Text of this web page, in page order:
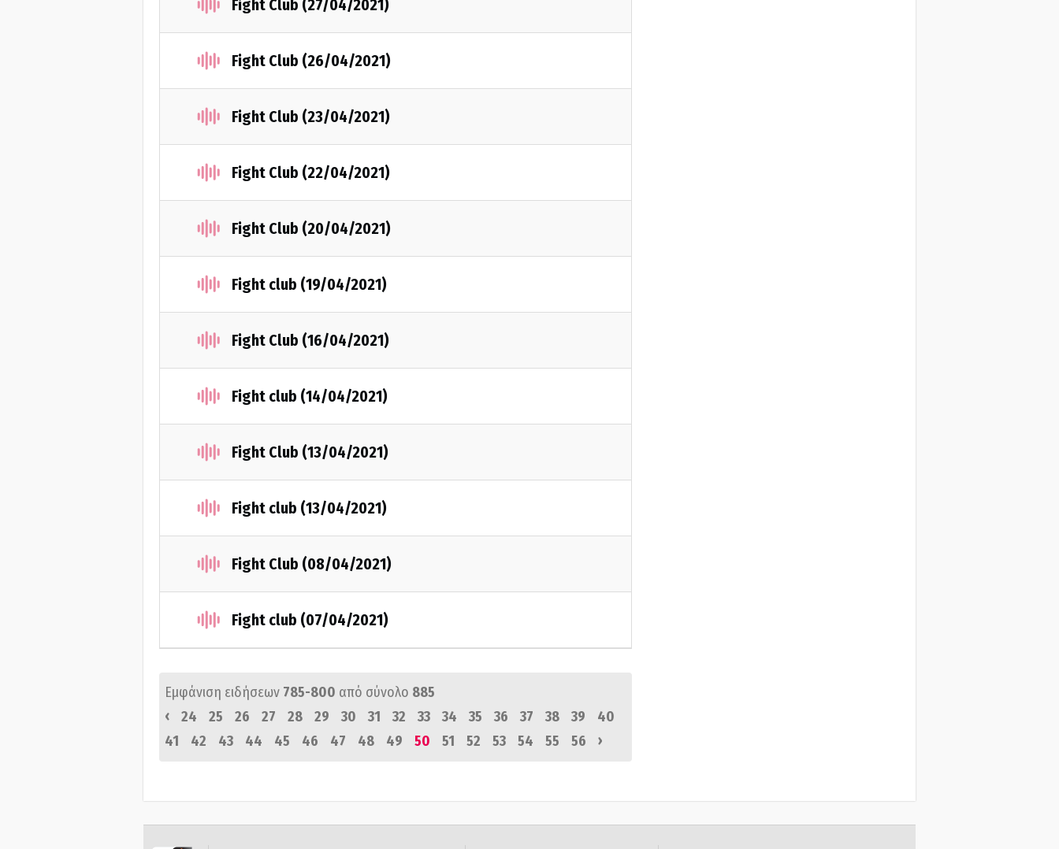
Fight Club (27/04/2021)
Fight Club (26/04/2021)
Fight Club (23/04/2021)
Fight Club (22/04/2021)
Fight Club (20/04/2021)
Fight club (19/04/2021)
Fight Club (16/04/2021)
Fight club (14/04/2021)
Fight Club (13/04/2021)
Fight club (13/04/2021)
Fight Club (08/04/2021)
Fight club (07/04/2021)
Εμφάνιση ειδήσεων 785-800 από σύνολο 885
‹
24 25 26 27 28 29 30 31 32 33 34 35 36 37 38 39
40
41
42 43 44 45 46 47 48 49 50 51 52 53 54 55 56 ›